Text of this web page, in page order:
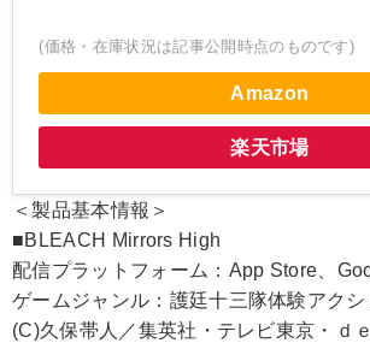
(価格・在庫状況は記事公開時点のものです)
Amazon
楽天市場
＜製品基本情報＞
■BLEACH Mirrors High
配信プラットフォーム：App Store、
ゲームジャンル：護廷十三隊体験アクシ
(C)久保帯人／集英社・テレビ東京・ｄ